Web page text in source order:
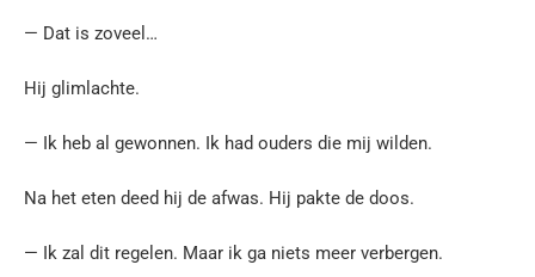
— Dat is zoveel…
Hij glimlachte.
— Ik heb al gewonnen. Ik had ouders die mij wilden.
Na het eten deed hij de afwas. Hij pakte de doos.
— Ik zal dit regelen. Maar ik ga niets meer verbergen.